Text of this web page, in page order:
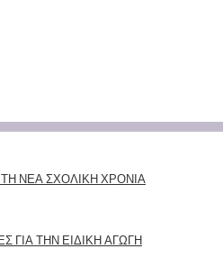
ΝΕΑ ΣΧΟΛΙΚΗ ΧΡΟΝΙΑ
ΓΙΑ ΤΗΝ ΕΙΔΙΚΗ ΑΓΩΓΗ